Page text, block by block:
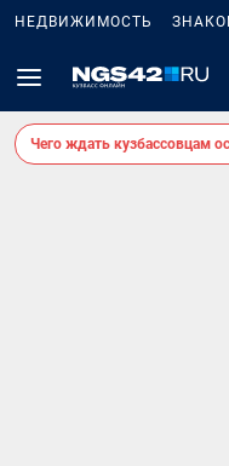
НЕДВИЖИМОСТЬ
Чего ждать кузбассовцам